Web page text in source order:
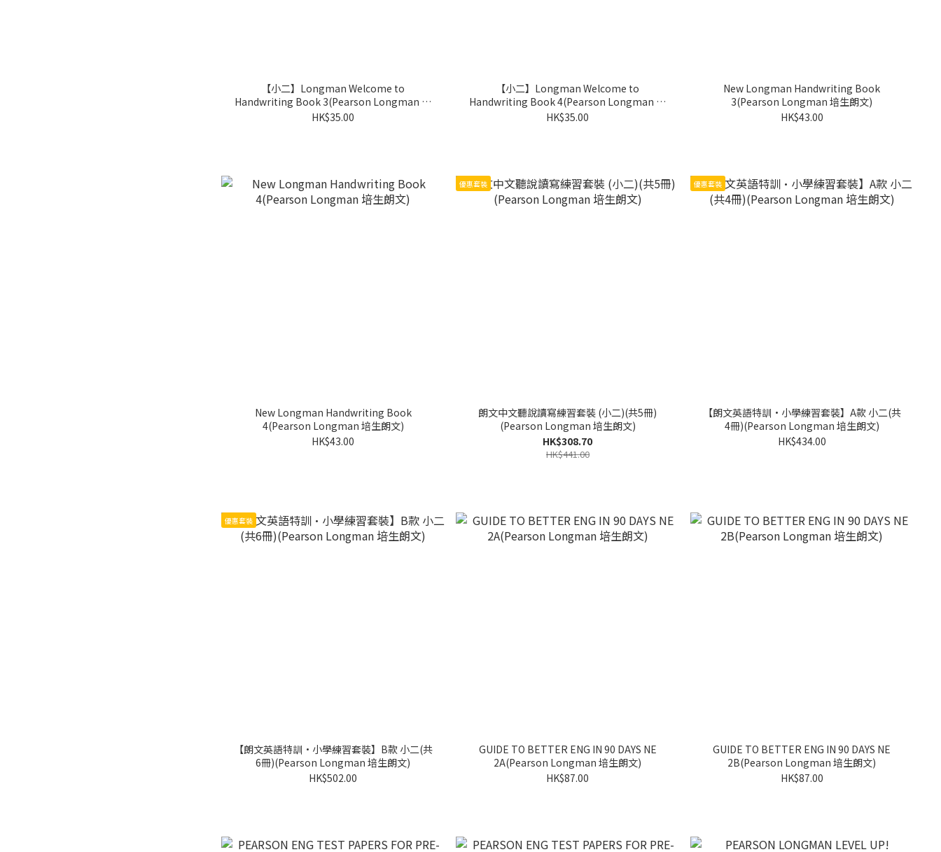
【小二】Longman Welcome to
Handwriting Book 3(Pearson Longman 培
生朗文)
HK$35.00
【小二】Longman Welcome to
Handwriting Book 4(Pearson Longman 培
生朗文)
HK$35.00
New Longman Handwriting Book
3(Pearson Longman 培生朗文)
HK$43.00
New Longman Handwriting Book
4(Pearson Longman 培生朗文)
HK$43.00
優惠套裝
朗文中文聽說讀寫練習套裝 (小二)(共5冊)
(Pearson Longman 培生朗文)
HK$308.70
HK$441.00
優惠套裝
【朗文英語特訓·小學練習套裝】A款 小二(共
4冊)(Pearson Longman 培生朗文)
HK$434.00
優惠套裝
【朗文英語特訓·小學練習套裝】B款 小二(共
6冊)(Pearson Longman 培生朗文)
HK$502.00
GUIDE TO BETTER ENG IN 90 DAYS NE
2A(Pearson Longman 培生朗文)
HK$87.00
GUIDE TO BETTER ENG IN 90 DAYS NE
2B(Pearson Longman 培生朗文)
HK$87.00